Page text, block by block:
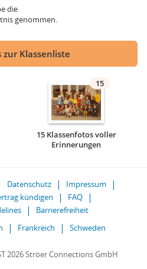
die
genommen.
zur Klassenliste
15
15 Klassenfotos voller
Erinnerungen
Datenschutz
Impressum
kündigen
FAQ
Barrierefreiheit
Frankreich Schweden
2026 Ströer Connections GmbH